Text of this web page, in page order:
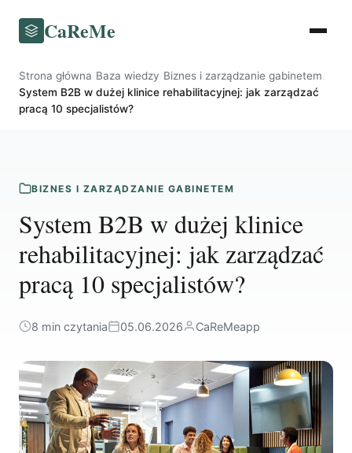
CaReMe
Strona główna Baza wiedzy Biznes i zarządzanie gabinetem
System B2B w dużej klinice rehabilitacyjnej: jak zarządzać
pracą 10 specjalistów?
BIZNES I ZARZĄDZANIE GABINETEM
System B2B w dużej klinice
rehabilitacyjnej: jak zarządzać
pracą 10 specjalistów?
8 min czytania 05.06.2026 CaReMeapp